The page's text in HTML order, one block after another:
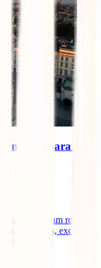
para 1, 2
dias, com um roteiro
excursões
úteis e